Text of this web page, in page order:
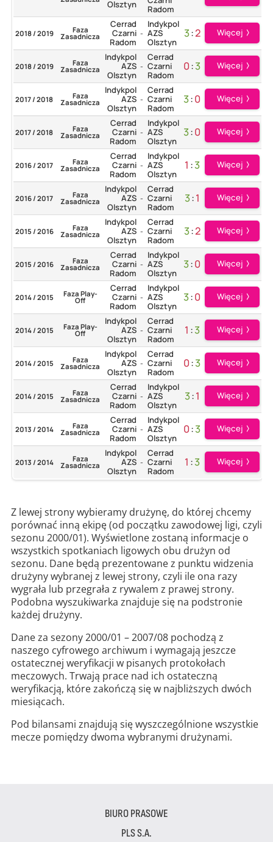
Olsztyn
Radom
2018 / 2019 Faza
Zasadnicza
Cerrad
Czarni
Radom
-
Indykpol
AZS
Olsztyn
3:2 Więcej
2018 / 2019 Faza
Zasadnicza
Indykpol
AZS
Olsztyn
-
Cerrad
Czarni
Radom
0:3 Więcej
2017 / 2018 Faza
Zasadnicza
Indykpol
AZS
Olsztyn
-
Cerrad
Czarni
Radom
3:0 Więcej
2017 / 2018 Faza
Zasadnicza
Cerrad
Czarni
Radom
-
Indykpol
AZS
Olsztyn
3:0 Więcej
2016 / 2017 Faza
Zasadnicza
Cerrad
Czarni
Radom
-
Indykpol
AZS
Olsztyn
1 :3 Więcej
2016 / 2017 Faza
Zasadnicza
Indykpol
AZS
Olsztyn
-
Cerrad
Czarni
Radom
3:1 Więcej
2015 / 2016 Faza
Zasadnicza
Indykpol
AZS
Olsztyn
-
Cerrad
Czarni
Radom
3:2 Więcej
2015 / 2016 Faza
Zasadnicza
Cerrad
Czarni
Radom
-
Indykpol
AZS
Olsztyn
3:0 Więcej
2014 / 2015 Faza Play-
Off
Cerrad
Czarni
Radom
-
Indykpol
AZS
Olsztyn
3:0 Więcej
2014 / 2015 Faza Play-
Off
Indykpol
AZS
Olsztyn
-
Cerrad
Czarni
Radom
1 :3 Więcej
2014 / 2015 Faza
Zasadnicza
Indykpol
AZS
Olsztyn
-
Cerrad
Czarni
Radom
0:3 Więcej
2014 / 2015 Faza
Zasadnicza
Cerrad
Czarni
Radom
-
Indykpol
AZS
Olsztyn
3:1 Więcej
2013 / 2014 Faza
Zasadnicza
Cerrad
Czarni
Radom
-
Indykpol
AZS
Olsztyn
0:3 Więcej
2013 / 2014 Faza
Zasadnicza
Indykpol
AZS
Olsztyn
-
Cerrad
Czarni
Radom
1 :3 Więcej
Z lewej strony wybieramy drużynę, do której chcemy
porównać inną ekipę (od początku zawodowej ligi, czyli
sezonu 2000/01). Wyświetlone zostaną informacje o
wszystkich spotkaniach ligowych obu drużyn od
sezonu. Dane będą prezentowane z punktu widzenia
drużyny wybranej z lewej strony, czyli ile ona razy
wygrała lub przegrała z rywalem z prawej strony.
Podobna wyszukiwarka znajduje się na podstronie
każdej drużyny.
Dane za sezony 2000/01 – 2007/08 pochodzą z
naszego cyfrowego archiwum i wymagają jeszcze
ostatecznej weryfikacji w pisanych protokołach
meczowych. Trwają prace nad ich ostateczną
weryfikacją, które zakończą się w najbliższych dwóch
miesiącach.
Pod bilansami znajdują się wyszczególnione wszystkie
mecze pomiędzy dwoma wybranymi drużynami.
BIURO PRASOWE
PLS S.A.